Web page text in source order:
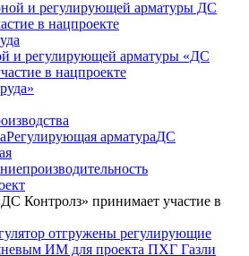
и регулирующей арматуры «ДС
в нацпроекте
Регулирующая арматураДС
производительность
Контролз» принимает участие в